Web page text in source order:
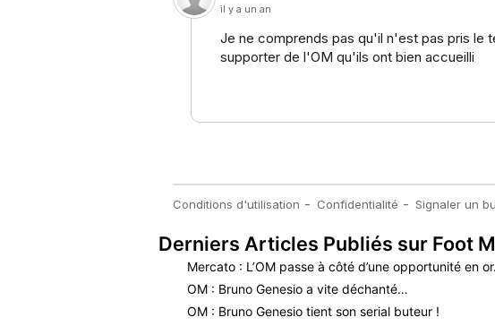
Derniers Articles Publiés sur Foot
Mercato : L’OM passe à côté d’une opportunité en
OM : Bruno Genesio a vite déchanté…
OM : Bruno Genesio tient son serial buteur !